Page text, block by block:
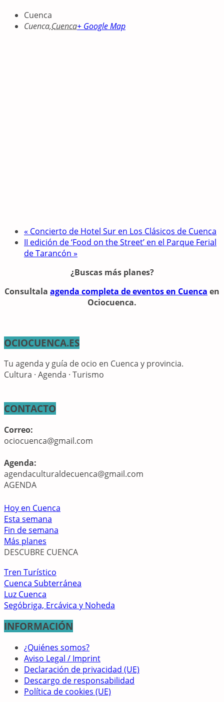
Cuenca
Cuenca,Cuenca+ Google Map
« Concierto de Hotel Sur en Los Clásicos de Cuenca
II edición de ‘Food on the Street’ en el Parque Ferial
de Tarancón »
¿Buscas más planes?
Consultala agenda completa de eventos en Cuenca en
Ociocuenca.
OCIOCUENCA.ES
Tu agenda y guía de ocio en Cuenca y provincia.
Cultura · Agenda · Turismo
CONTACTO
Correo:
ociocuenca@gmail.com
Agenda:
agendaculturaldecuenca@gmail.com
AGENDA
Hoy en Cuenca
Esta semana
Fin de semana
Más planes
DESCUBRE CUENCA
Tren Turístico
Cuenca Subterránea
Luz Cuenca
Segóbriga, Ercávica y Noheda
INFORMACIÓN
¿Quiénes somos?
Aviso Legal / Imprint
Declaración de privacidad (UE)
Descargo de responsabilidad
Política de cookies (UE)